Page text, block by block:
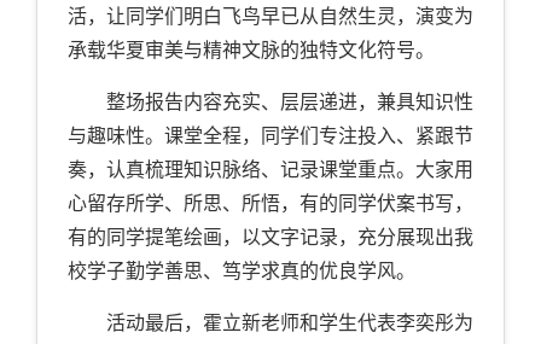
活，让同学们明白飞鸟早已从自然生灵，演变为
承载华夏审美与精神文脉的独特文化符号。
整场报告内容充实、层层递进，兼具知识性
与趣味性。课堂全程，同学们专注投入、紧跟节
奏，认真梳理知识脉络、记录课堂重点。大家用
心留存所学、所思、所悟，有的同学伏案书写，
有的同学提笔绘画，以文字记录，充分展现出我
校学子勤学善思、笃学求真的优良学风。
活动最后，霍立新老师和学生代表李奕彤为